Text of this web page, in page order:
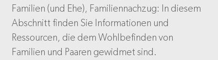
Familien (und Ehe), Familiennachzug: In diesem
Abschnitt finden Sie Informationen und
Ressourcen, die dem Wohlbefinden von
Familien und Paaren gewidmet sind.